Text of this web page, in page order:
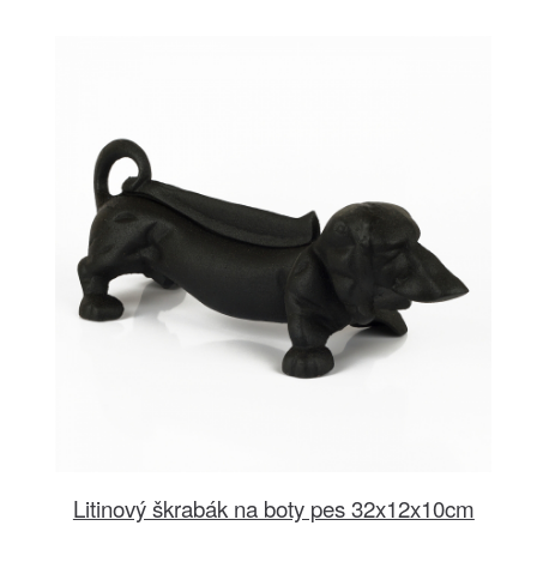
Litinový škrabák na boty pes 32x12x10cm